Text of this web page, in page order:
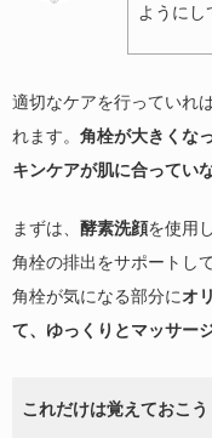
ようにし
適切なケアを行っていれ
れます。 角栓が大きくな
キンケアが肌に合ってい
まずは、 酵素洗顔を使用
角栓の排出をサポートし
角栓が気になる部分にオ
て、ゆっくりとマッサー
これだけは覚えておこう